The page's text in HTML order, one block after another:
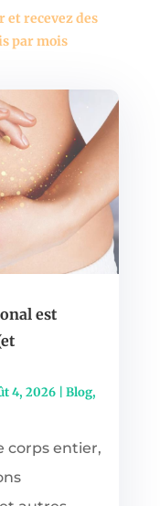
recevez des
par mois
est
4, 2026| Blog,
corps entier,